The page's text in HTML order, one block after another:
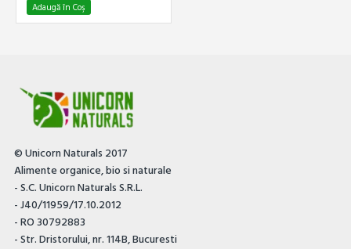
Adaugă în Coş
© Unicorn Naturals 2017
Alimente organice, bio si naturale
- S.C. Unicorn Naturals S.R.L.
- J40/11959/17.10.2012
- RO 30792883
- Str. Dristorului, nr. 114B, Bucuresti